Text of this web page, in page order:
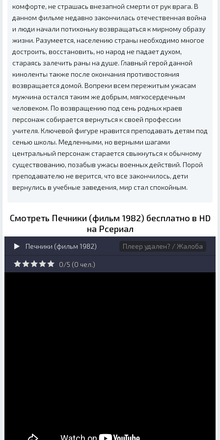
комфорте, не страшась внезапной смерти от рук врага. В
данном фильме недавно закончилась отечественная война
и люди начали потихоньку возвращаться к мирному образу
жизни. Разумеется, населению страны необходимо многое
достроить, восстановить, но народ не падает духом,
стараясь залечить раны на душе. Главный герой данной
киноленты также после окончания противостояния
возвращается домой. Вопреки всем пережитым ужасам
мужчина остался таким же добрым, мягкосердечным
человеком. По возвращению под сень родных краев
персонаж собирается вернуться к своей профессии
учителя. Ключевой фигуре нравится преподавать детям под
сенью школы. Медленными, но верными шагами
центральный персонаж старается свыкнуться к обычному
существованию, позабыв ужасы военных действий. Порой
преподавателю не верится, что все закончилось, дети
вернулись в учебные заведения, мир стал спокойным.
Смотреть Печники (фильм 1982) бесплатно в HD
на Рсериал
Печники (фильм 1982) Плеер удален? / Жалоба
0/5 (0 чел.)